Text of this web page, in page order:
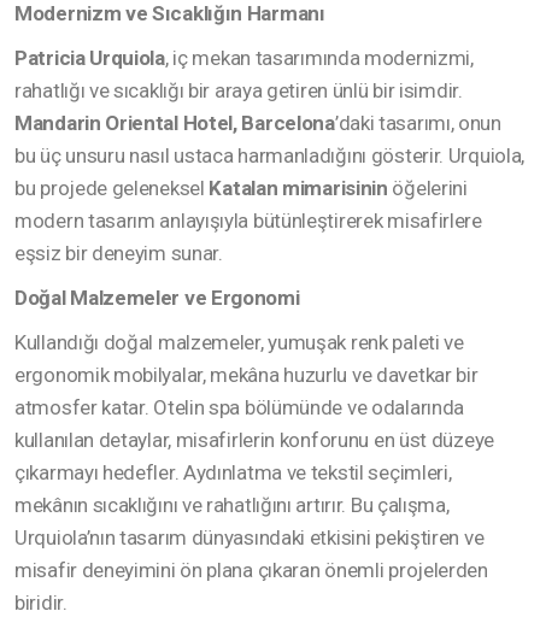
Modernizm ve Sıcaklığın Harmanı
Patricia Urquiola, iç mekan tasarımında modernizmi,
rahatlığı ve sıcaklığı bir araya getiren ünlü bir isimdir.
Mandarin Oriental Hotel, Barcelona’daki tasarımı, onun
bu üç unsuru nasıl ustaca harmanladığını gösterir. Urquiola,
bu projede geleneksel Katalan mimarisinin öğelerini
modern tasarım anlayışıyla bütünleştirerek misafirlere
eşsiz bir deneyim sunar.
Doğal Malzemeler ve Ergonomi
Kullandığı doğal malzemeler, yumuşak renk paleti ve
ergonomik mobilyalar, mekâna huzurlu ve davetkar bir
atmosfer katar. Otelin spa bölümünde ve odalarında
kullanılan detaylar, misafirlerin konforunu en üst düzeye
çıkarmayı hedefler. Aydınlatma ve tekstil seçimleri,
mekânın sıcaklığını ve rahatlığını artırır. Bu çalışma,
Urquiola’nın tasarım dünyasındaki etkisini pekiştiren ve
misafir deneyimini ön plana çıkaran önemli projelerden
biridir.